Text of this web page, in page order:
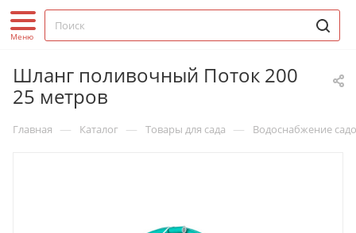
Шланг поливочный Поток 200
25 метров
Главная — Каталог — Товары для сада — Водоснабжение